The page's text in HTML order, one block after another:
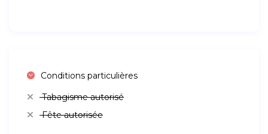
Conditions particulières
Tabagisme autorisé
Fête autorisée